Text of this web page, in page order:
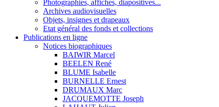
Photographies, affiches, diapositives...
Archives audiovisuelles
Objets, insignes et drapeaux
Etat général des fonds et collections
Publications en ligne
Notices biographiques
BAIWIR Marcel
BEELEN René
BLUME Isabelle
BURNELLE Ernest
DRUMAUX Marc
JACQUEMOTTE Joseph